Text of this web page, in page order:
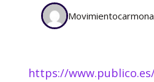
Movimientocarmona
https://